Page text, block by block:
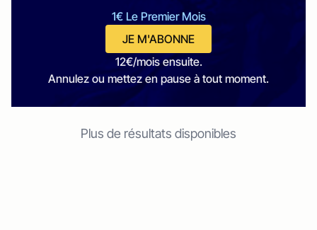
1€ Le Premier Mois
JE M'ABONNE
12€/mois ensuite.
Annulez ou mettez en pause à tout moment.
Plus de résultats disponibles